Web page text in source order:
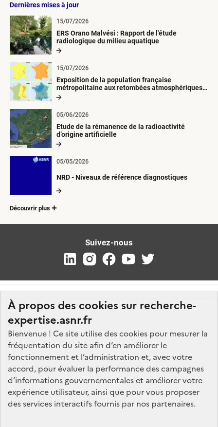
À propos des cookies sur recherche-
expertise.asnr.fr
Bienvenue ! Ce site utilise des cookies pour mesurer la
fréquentation du site afin d’en améliorer le
fonctionnement et l’administration et, avec votre
accord, pour évaluer la performance des campagnes
d’informations gouvernementales et améliorer votre
expérience utilisateur, ainsi que pour vous proposer
des services interactifs fournis par nos partenaires.
Dernières mises à jour
ERS Orano Malvési : Rapport de l'étude
radiologique du milieu aquatique
15/07/2026
Exposition de la population française
métropolitaine aux retombées atmosphériques
radioactives depuis 1945
15/07/2026
Etude de la rémanence de la radioactivité
d’origine artificielle
05/06/2026
NRD - Niveaux de référence diagnostiques
05/05/2026
Découvrir plus
Suivez-nous
Nos marchés
Nos offres d'emploi
FAQ
Glossaire